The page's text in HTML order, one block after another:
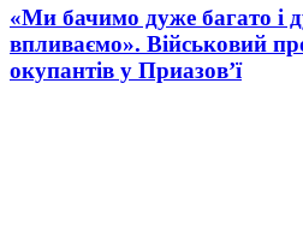
«Ми бачимо дуже багато і
впливаємо». Військовий
окупантів у Приазов’ї